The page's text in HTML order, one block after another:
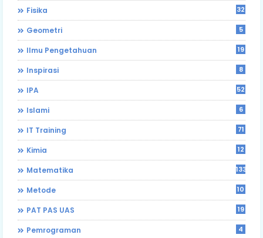
Fisika 32
Geometri 5
Ilmu Pengetahuan 19
Inspirasi 8
IPA 52
Islami 6
IT Training 71
Kimia 12
Matematika 133
Metode 10
PAT PAS UAS 19
Pemrograman 4